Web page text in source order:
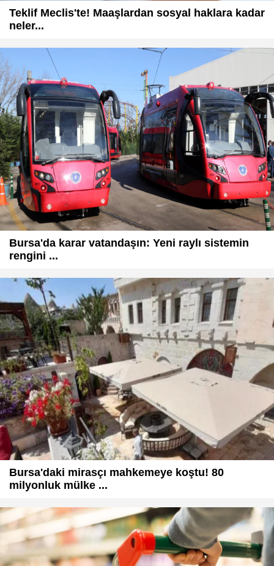
Teklif Meclis'te! Maaşlardan sosyal haklara kadar
neler...
Bursa'da karar vatandaşın: Yeni raylı sistemin
rengini ...
Bursa'daki mirasçı mahkemeye koştu! 80
milyonluk mülke ...